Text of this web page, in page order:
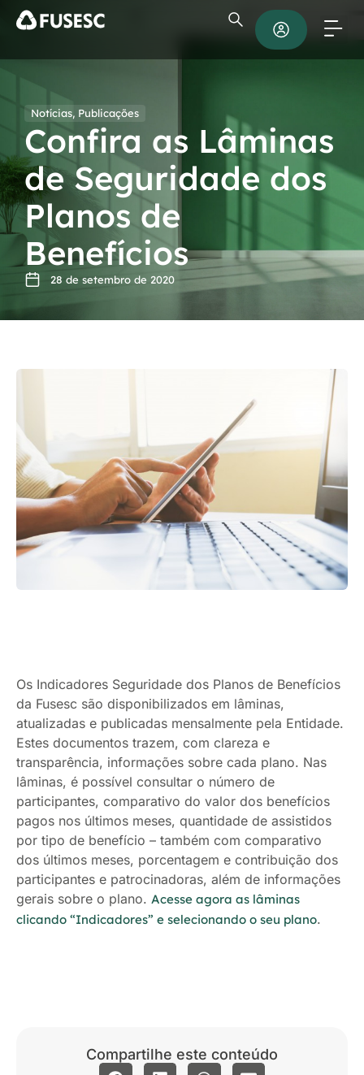
Notícias, Publicações
Confira as Lâminas
de Seguridade dos
Planos de
Benefícios
28 de setembro de 2020
Os Indicadores Seguridade dos Planos de Benefícios
da Fusesc são disponibilizados em lâminas,
atualizadas e publicadas mensalmente pela Entidade.
Estes documentos trazem, com clareza e
transparência, informações sobre cada plano. Nas
lâminas, é possível consultar o número de
participantes, comparativo do valor dos benefícios
pagos nos últimos meses, quantidade de assistidos
por tipo de benefício – também com comparativo
dos últimos meses, porcentagem e contribuição dos
participantes e patrocinadoras, além de informações
gerais sobre o plano. Acesse agora as lâminas
clicando “Indicadores” e selecionando o seu plano.
Compartilhe este conteúdo